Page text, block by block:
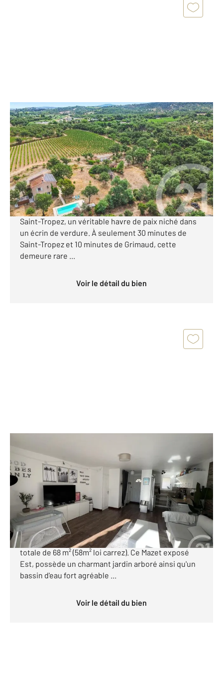
COGOLIN 83
300 m2, 10 pièces
Ref : 1210
Maison à vendre
2 200 000 €
Découvrez cette exceptionnelle propriété
pittoresque de 2,5 hectares au cœur du Golfe de
Saint-Tropez, un véritable havre de paix niché dans
un écrin de verdure. À seulement 30 minutes de
Saint-Tropez et 10 minutes de Grimaud, cette
demeure rare ...
Voir le détail du bien
67,98 m2 , 3 pièces
Ref : 916
Maison à vendre
335 000 €
A COGOLIN, dans un quartier calme et résidentiel,
venez découvrir ce beau Mazet d'une superficie
totale de 68 m² (58m² loi carrez). Ce Mazet exposé
Est, possède un charmant jardin arboré ainsi qu'un
bassin d'eau fort agréable ...
Voir le détail du bien